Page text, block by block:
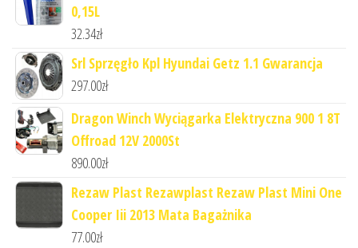
0,15L
32.34zł
Srl Sprzęgło Kpl Hyundai Getz 1.1 Gwarancja
297.00zł
Dragon Winch Wyciągarka Elektryczna 900 1 8T
Offroad 12V 2000St
890.00zł
Rezaw Plast Rezawplast Rezaw Plast Mini One
Cooper Iii 2013 Mata Bagażnika
77.00zł